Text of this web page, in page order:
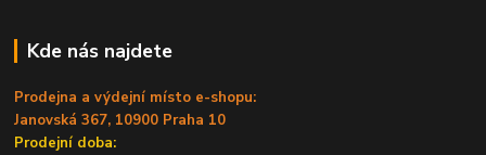
Kde nás najdete
Prodejna a výdejní místo e-shopu:
Janovská 367, 10900 Praha 10
Prodejní doba: